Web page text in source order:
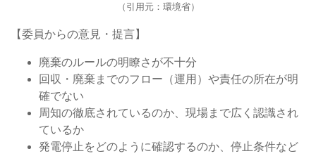
（引用元：環境省）
【委員からの意見・提言】
廃棄のルールの明瞭さが不十分
回収・廃棄までのフロー（運用）や責任の所在が明
確でない
周知の徹底されているのか、現場まで広く認識され
ているか
発電停止をどのように確認するのか、停止条件など